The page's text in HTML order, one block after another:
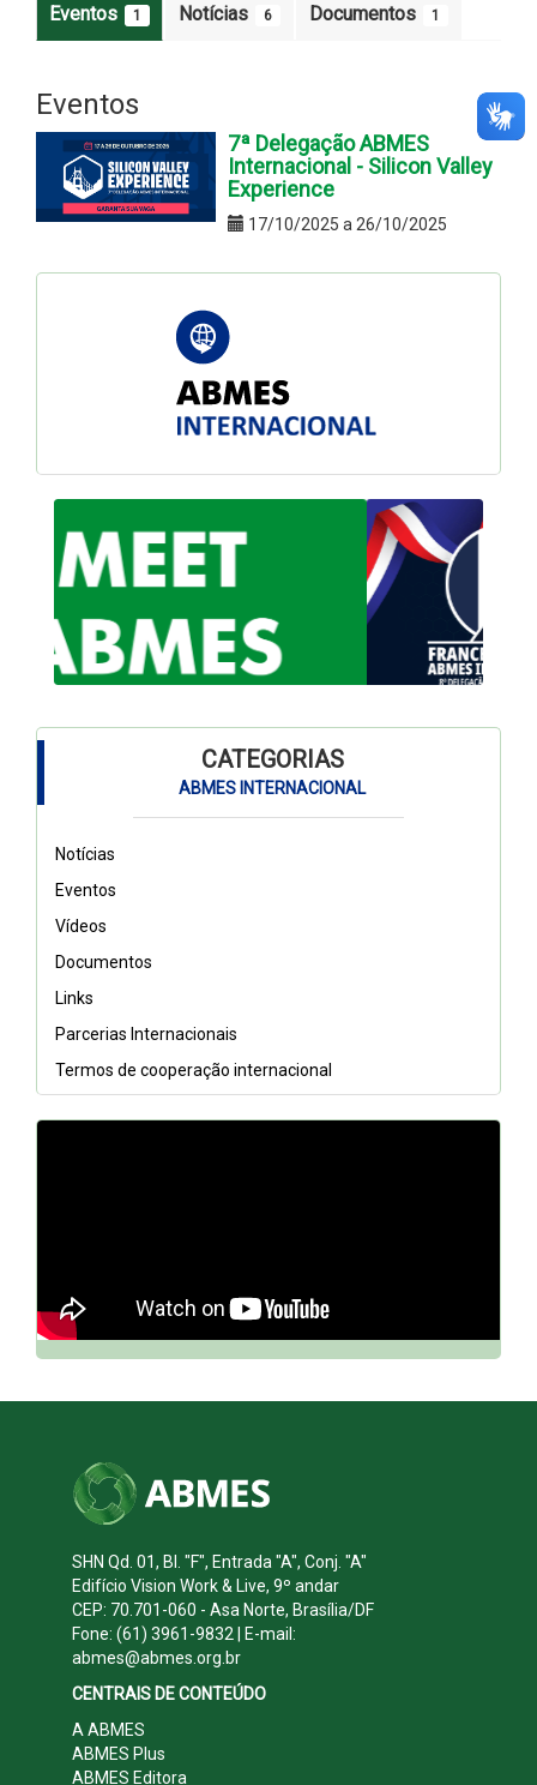
Eventos 1 Notícias 6 Documentos 1
Eventos
7ª Delegação ABMES
Internacional - Silicon Valley
Experience
17/10/2025 a 26/10/2025
CATEGORIAS
ABMES INTERNACIONAL
Notícias
Eventos
Vídeos
Documentos
Links
Parcerias Internacionais
Termos de cooperação internacional
SHN Qd. 01, Bl. "F", Entrada "A", Conj. "A"
Edifício Vision Work & Live, 9º andar
CEP: 70.701-060 - Asa Norte, Brasília/DF
Fone: (61) 3961-9832 | E-mail:
abmes@abmes.org.br
CENTRAIS DE CONTEÚDO
A ABMES
ABMES Plus
ABMES Editora